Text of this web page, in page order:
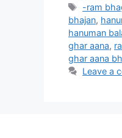
Tags
-ram
bhajan,
hanuman
ghar aana,
ghar aana
Leave a